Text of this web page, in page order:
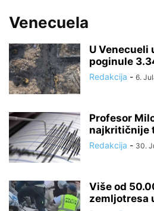
Venecuela
U Venecueli
poginule
Redakcija - 6.
Profesor
najkritičnije
Redakcija - 30.
Više od
zemljotresa